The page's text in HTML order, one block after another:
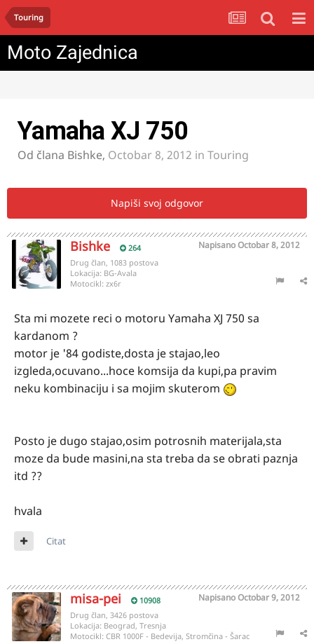
Touring
Moto Zajednica
Yamaha XJ 750
Od člana Bishke, Octobar 8, 2012 in Touring
Napiši svoj odgovor
Bishke 264 NapisanoOctobar 8, 2012
Drug član, 1083 postova
Lokacija: BG-Avala
Motocikl: zx6r
Sta mi mozete reci o motoru Yamaha XJ 750 sa
kardanom ?
motor je '84 godiste,dosta je stajao,leo
izgleda,ocuvano...hoce komsija da kupi,pa pravim
neku kombinaciju i sa mojim skuterom
Posto je dugo stajao,osim potrosnih materijala,sta
moze da bude masini,na sta treba da se obrati paznja
itd ??
hvala
Citat
misa-pei 10908 NapisanoOctobar 9, 2012
Drug član, 3426 postova
Lokacija: Beograd, Tresnja
Motocikl: CBR 1000F - Bedevija, Stromčina - Šarac